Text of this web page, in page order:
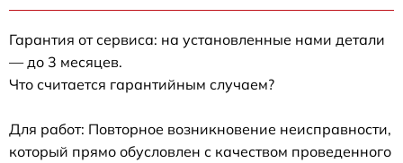
Гарантия от сервиса: на установленные нами детали
— до 3 месяцев.
Что считается гарантийным случаем?
Для работ: Повторное возникновение неисправности,
который прямо обусловлен с качеством проведенного